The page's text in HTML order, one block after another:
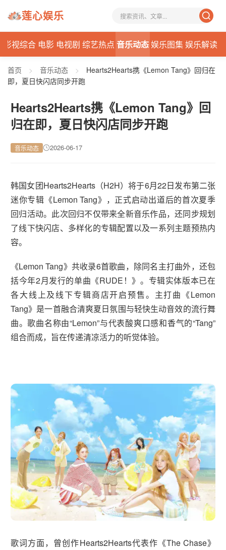
莲心娱乐
影视综合 电影 电视剧 综艺热点 音乐动态娱乐图集娱乐解读
首页 > 音乐动态 >
Hearts2Hearts携《Lemon Tang》回归在
即，夏日快闪店同步开跑
Hearts2Hearts携《Lemon Tang》回
归在即，夏日快闪店同步开跑
音乐动态 2026-06-17
韩国女团Hearts2Hearts（H2H）将于6月22日发布第二张
迷你专辑《Lemon Tang》，正式启动出道后的首次夏季
回归活动。此次回归不仅带来全新音乐作品，还同步规划
了线下快闪店、多样化的专辑配置以及一系列主题预热内
容。
《Lemon Tang》共收录6首歌曲，除同名主打曲外，还包
括今年2月发行的单曲《RUDE！》。专辑实体版本已在
各大线上及线下专辑商店开启预售。主打曲《Lemon
Tang》是一首融合清爽夏日氛围与轻快生动音效的流行舞
曲。歌曲名称由“Lemon”与代表酸爽口感和香气的“Tang”
组合而成，旨在传递清凉活力的听觉体验。
歌词方面，曾创作Hearts2Hearts代表作《The Chase》